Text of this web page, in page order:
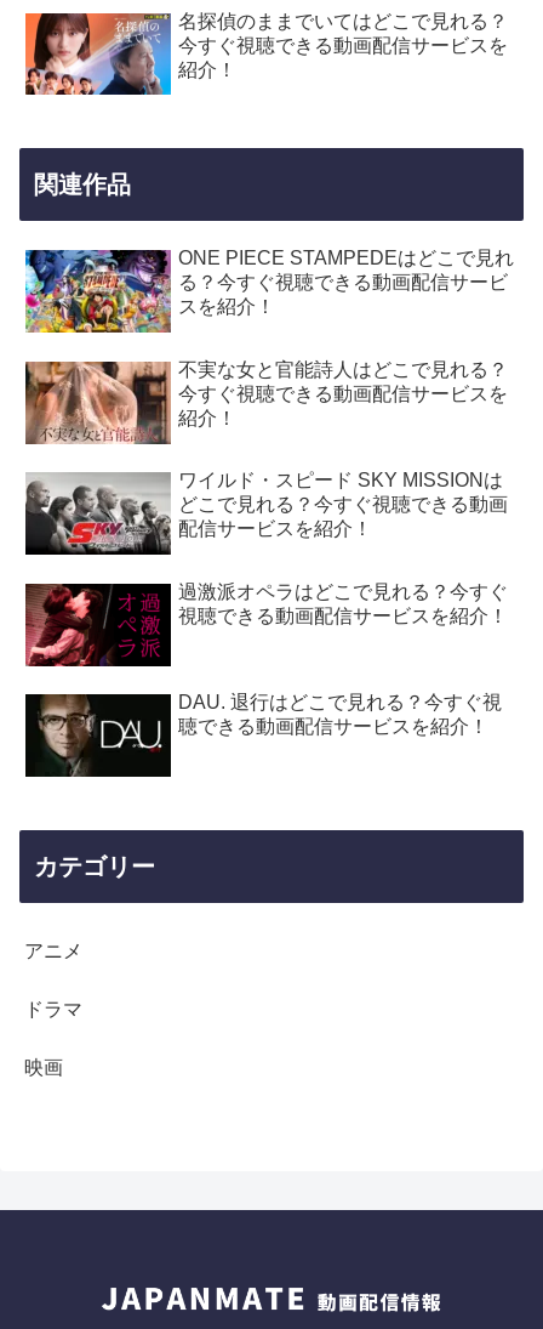
名探偵のままでいてはどこで見れる？
今すぐ視聴できる動画配信サービスを
紹介！
関連作品
ONE PIECE STAMPEDEはどこで見れ
る？今すぐ視聴できる動画配信サービ
スを紹介！
不実な女と官能詩人はどこで見れる？
今すぐ視聴できる動画配信サービスを
紹介！
ワイルド・スピード SKY MISSIONは
どこで見れる？今すぐ視聴できる動画
配信サービスを紹介！
過激派オペラはどこで見れる？今すぐ
視聴できる動画配信サービスを紹介！
DAU. 退行はどこで見れる？今すぐ視
聴できる動画配信サービスを紹介！
カテゴリー
アニメ
ドラマ
映画